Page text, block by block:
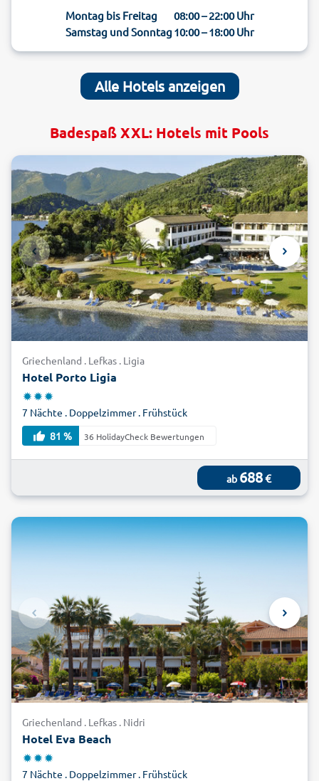
Montag bis Freitag
08:00 – 22:00 Uhr
Samstag und Sonntag10:00 – 18:00 Uhr
Alle Hotels anzeigen
Badespaß XXL: Hotels mit Pools
Griechenland . Lefkas . Ligia
Hotel Porto Ligia
7 Nächte . Doppelzimmer . Frühstück
81 %
36 HolidayCheck Bewertungen
ab 688€
Griechenland . Lefkas . Nidri
Hotel Eva Beach
7 Nächte . Doppelzimmer . Frühstück